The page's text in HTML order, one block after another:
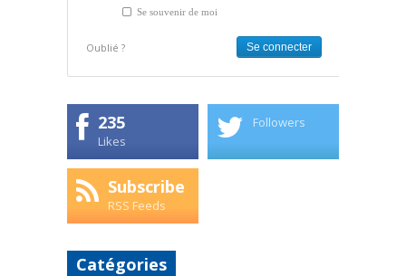
Se souvenir de moi
Oublié ?
235
Likes
Followers
Subscribe
RSS Feeds
Catégories